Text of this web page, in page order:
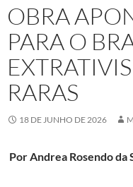
OBRA
PARA O
RARAS
18 DE JUNHO DE 2026
Por Andrea Rosendo da